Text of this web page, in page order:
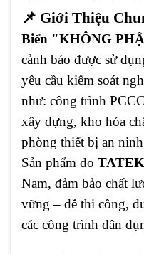
📌 Giới Thiệu
Biển "KHÔNG
cảnh báo được sử
yêu cầu kiểm soát
như: công trình
xây dựng, kho hóa
phòng thiết bị an
Sản phẩm do
Nam, đảm bảo chất
vững – dễ thi công,
các công trình dân